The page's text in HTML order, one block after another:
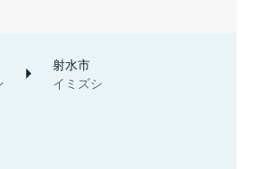
射水市
イミズシ